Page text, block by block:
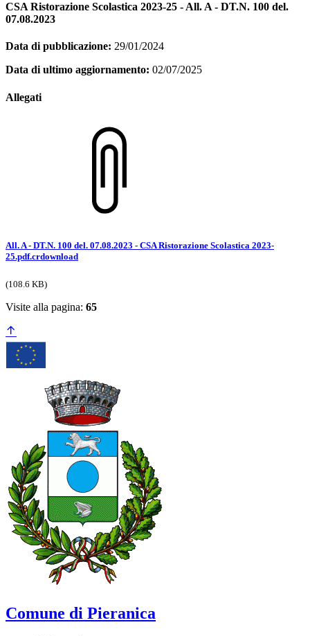
CSA Ristorazione Scolastica 2023-25 - All. A - DT.N. 100 del.
07.08.2023
Data di pubblicazione: 29/01/2024
Data di ultimo aggiornamento: 02/07/2025
Allegati
All. A - DT.N. 100 del. 07.08.2023 - CSA Ristorazione Scolastica 2023-
25.pdf.crdownload
(108.6 KB)
Visite alla pagina: 65
Comune di Pieranica